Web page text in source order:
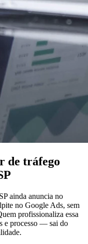
de tráfego
ainda anuncia no
no Google Ads, sem
profissionaliza essa
e processo — sai do